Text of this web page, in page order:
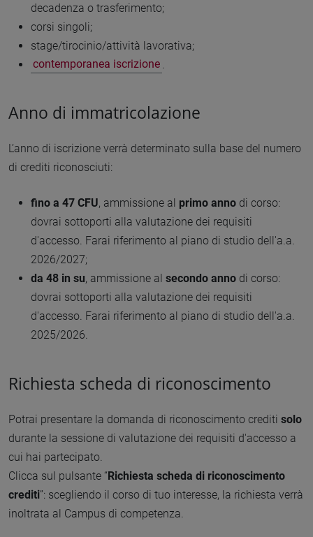
decadenza o trasferimento;
corsi singoli;
stage/tirocinio/attività lavorativa;
contemporanea iscrizione
Anno di immatricolazione
L’anno di iscrizione verrà determinato sulla base del numero
di crediti riconosciuti:
fino a 47 CFU, ammissione al primo anno di corso:
dovrai sottoporti alla valutazione dei requisiti
d'accesso. Farai riferimento al piano di studio dell'a.a.
2026/2027;
da 48 in su, ammissione al secondo anno di corso:
dovrai sottoporti alla valutazione dei requisiti
d'accesso. Farai riferimento al piano di studio dell'a.a.
2025/2026.
Richiesta scheda di riconoscimento
Potrai presentare la domanda di riconoscimento crediti solo
durante la sessione di valutazione dei requisiti d'accesso a
cui hai partecipato.
Clicca sul pulsante “Richiesta scheda di riconoscimento
crediti”: scegliendo il corso di tuo interesse, la richiesta verrà
inoltrata al Campus di competenza.